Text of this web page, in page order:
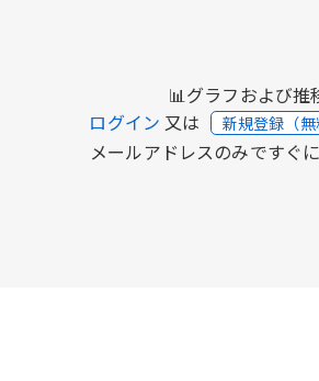
📊グラフおよび推
ログイン 又は 新規登録（
メールアドレスのみですぐ